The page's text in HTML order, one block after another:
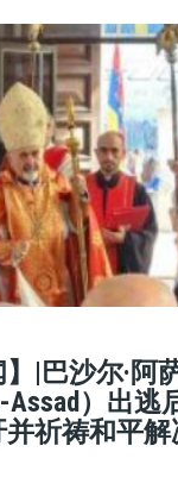
】|巴沙尔·阿
Assad）出
祈祷和平